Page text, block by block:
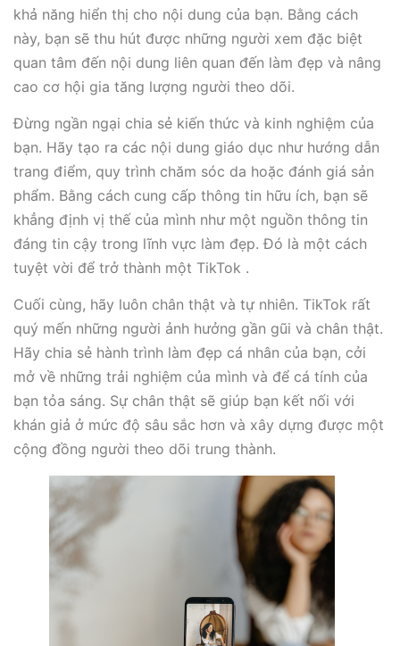
khả năng hiển thị cho nội dung của bạn. Bằng cách
này, bạn sẽ thu hút được những người xem đặc biệt
quan tâm đến nội dung liên quan đến làm đẹp và nâng
cao cơ hội gia tăng lượng người theo dõi.
Đừng ngần ngại chia sẻ kiến thức và kinh nghiệm của
bạn. Hãy tạo ra các nội dung giáo dục như hướng dẫn
trang điểm, quy trình chăm sóc da hoặc đánh giá sản
phẩm. Bằng cách cung cấp thông tin hữu ích, bạn sẽ
khẳng định vị thế của mình như một nguồn thông tin
đáng tin cậy trong lĩnh vực làm đẹp. Đó là một cách
tuyệt vời để trở thành một TikTok .
Cuối cùng, hãy luôn chân thật và tự nhiên. TikTok rất
quý mến những người ảnh hưởng gần gũi và chân thật.
Hãy chia sẻ hành trình làm đẹp cá nhân của bạn, cởi
mở về những trải nghiệm của mình và để cá tính của
bạn tỏa sáng. Sự chân thật sẽ giúp bạn kết nối với
khán giả ở mức độ sâu sắc hơn và xây dựng được một
cộng đồng người theo dõi trung thành.